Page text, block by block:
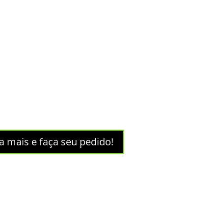
mais e faça seu pedido!